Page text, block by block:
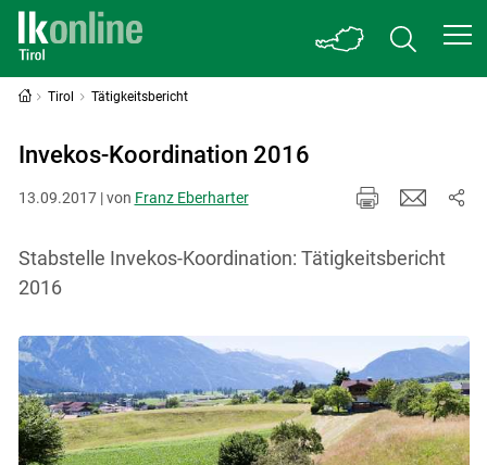
Tirol Tätigkeitsbericht
Invekos-Koordination 2016
13.09.2017 | von Franz Eberharter
Stabstelle Invekos-Koordination: Tätigkeitsbericht
2016